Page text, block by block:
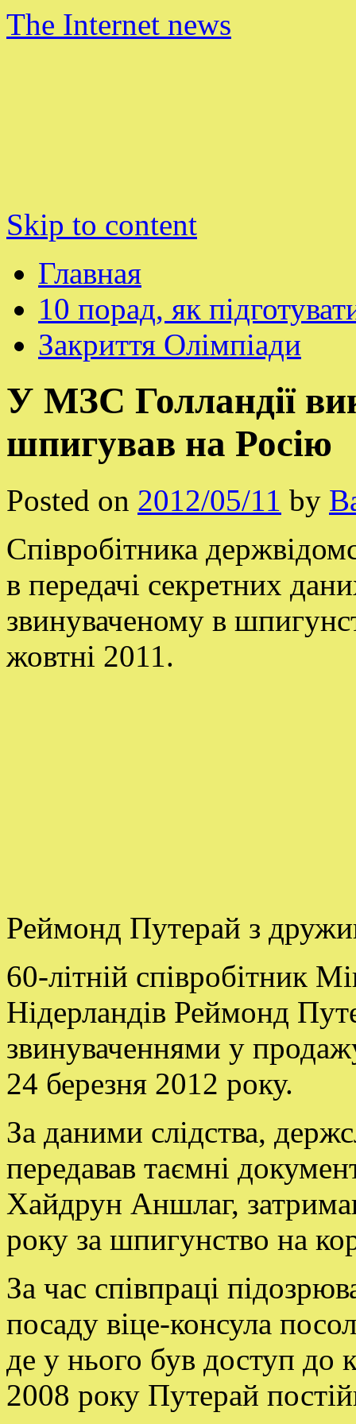
The Internet news
Skip to content
Главная
10 порад, як
Закриття Олімпіади
У МЗС Голландії
шпигував на Росію
Posted on 2012/05/11 by
Співробітника
в передачі секретних
звинуваченому в
жовтні 2011.
Реймонд Путерай з
60-літній співробітник
Нідерландів Реймонд
звинуваченнями у
24 березня 2012 року.
За даними слідства,
передавав таємні
Хайдрун Аншлаг,
року за шпигунство на
За час співпраці
посаду віце-консула
де у нього був доступ до
2008 року Путерай